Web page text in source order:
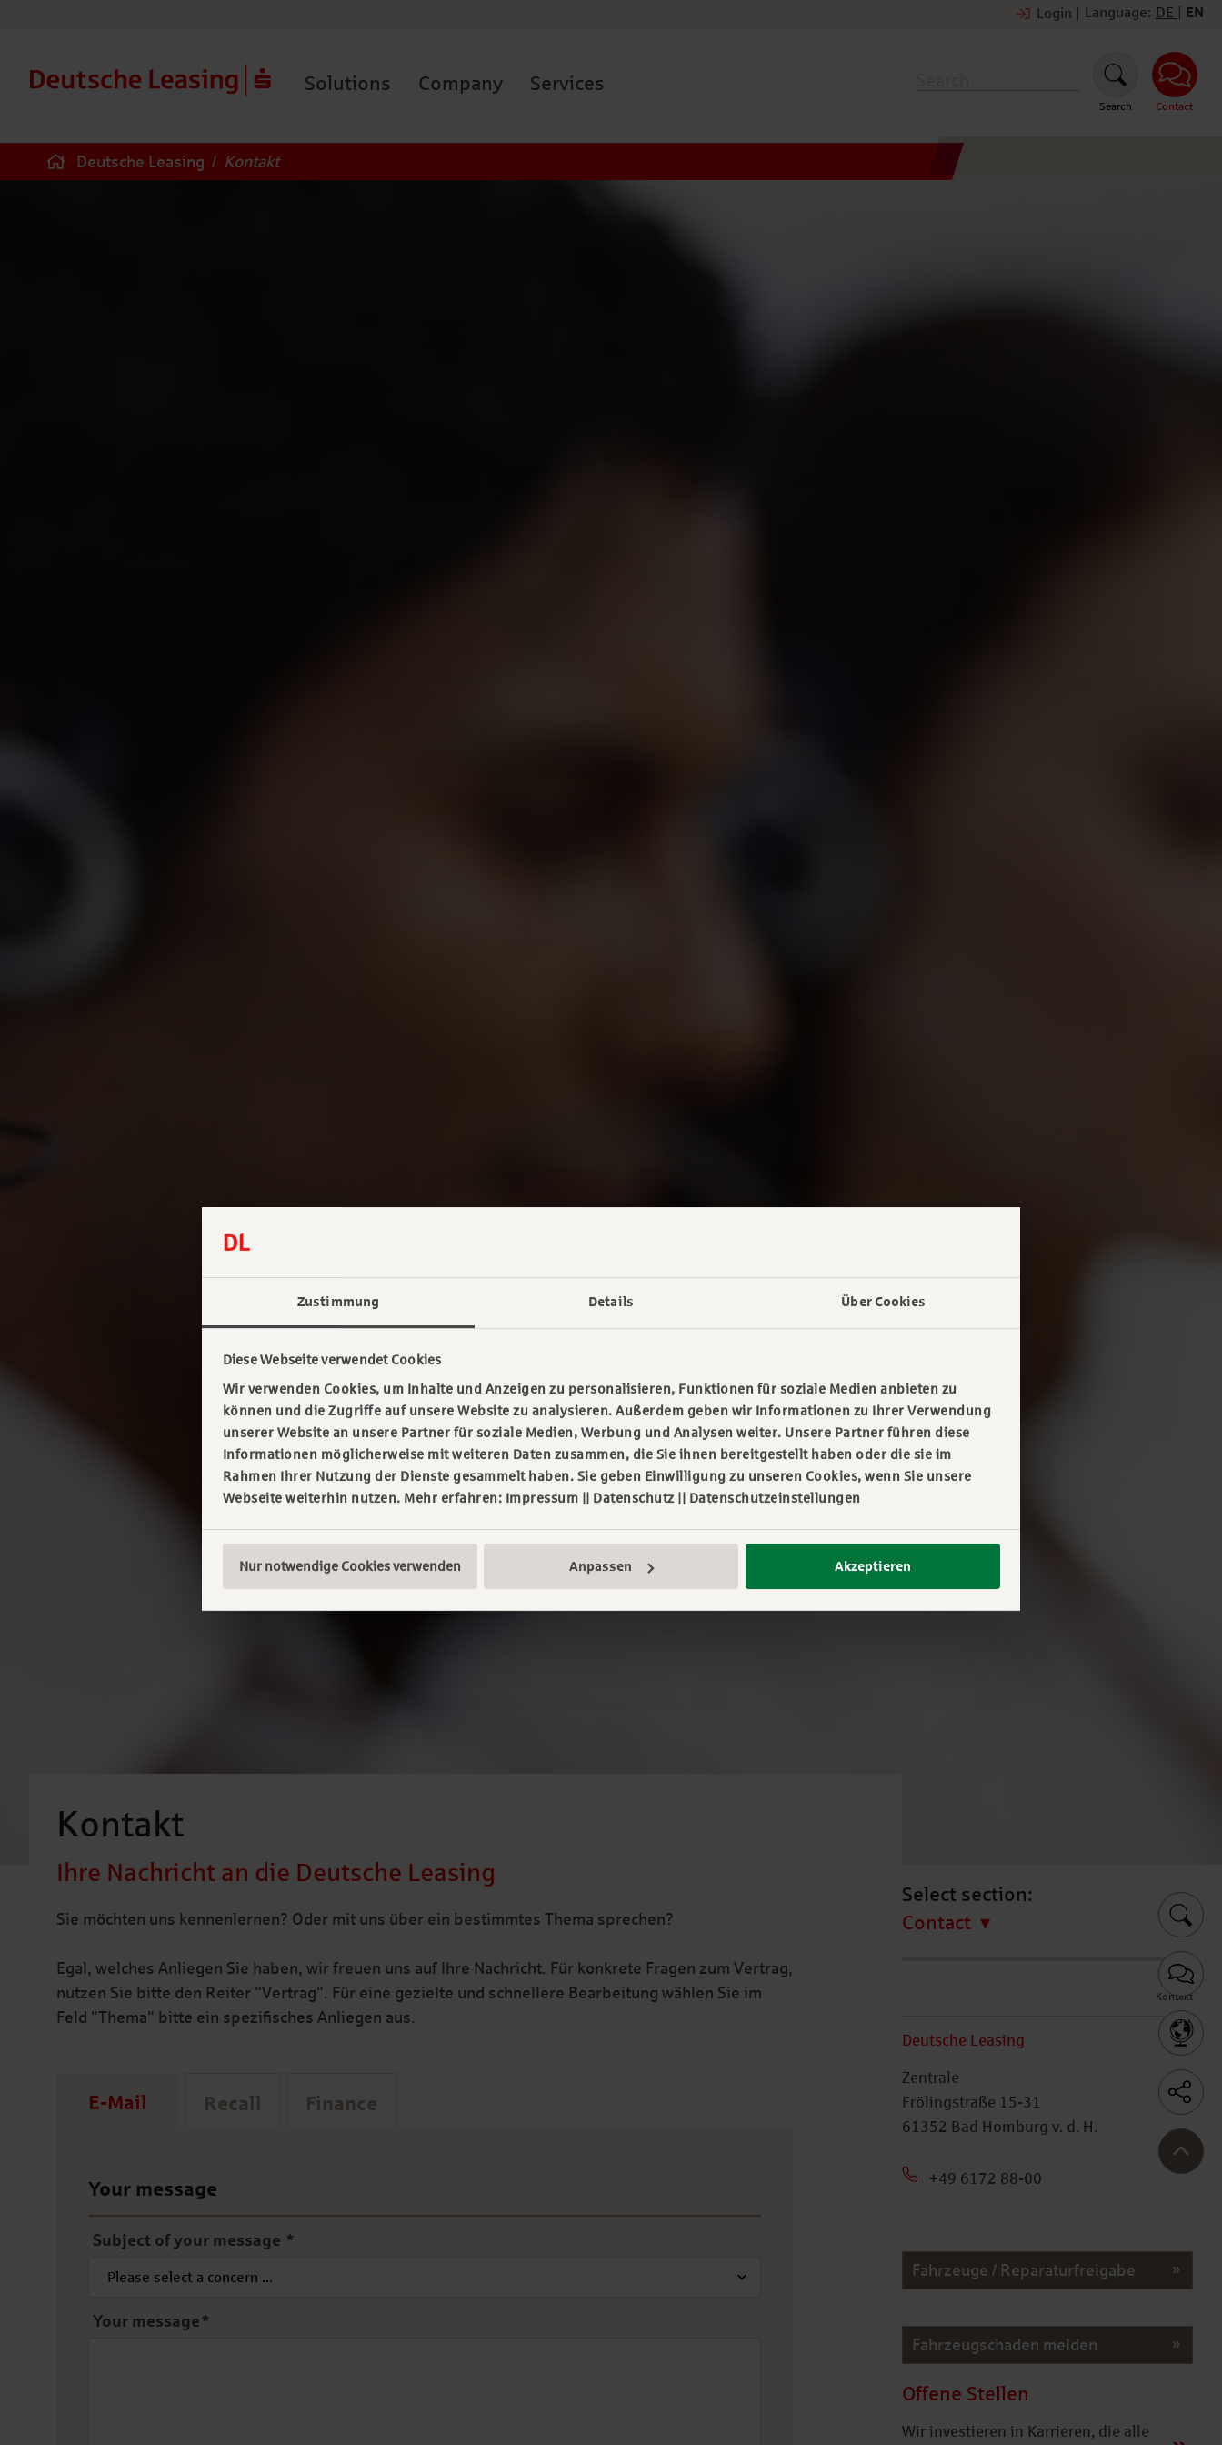
Zustimmung Details Über Cookies
Diese Webseite verwendet Cookies
Wir verwenden Cookies, um Inhalte und Anzeigen zu personalisieren, Funktionen für soziale Medien anbieten zu
können und die Zugriffe auf unsere Website zu analysieren. Außerdem geben wir Informationen zu Ihrer Verwendung
unserer Website an unsere Partner für soziale Medien, Werbung und Analysen weiter. Unsere Partner führen diese
Informationen möglicherweise mit weiteren Daten zusammen, die Sie ihnen bereitgestellt haben oder die sie im
Rahmen Ihrer Nutzung der Dienste gesammelt haben. Sie geben Einwilligung zu unseren Cookies, wenn Sie unsere
Webseite weiterhin nutzen. Mehr erfahren: Impressum Datenschutz Datenschutzeinstellungen
Nur notwendige Cookies verwenden Anpassen Akzeptieren
Language: DE EN
Login
Solutions Company Services
Contact
Search
Deutsche Leasing / Kontakt
Kontakt
Ihre Nachricht an die Deutsche Leasing
Sie möchten uns kennenlernen? Oder mit uns über ein bestimmtes Thema sprechen?
Egal, welches Anliegen Sie haben, wir freuen uns auf Ihre Nachricht. Für konkrete Fragen zum Vertrag,
nutzen Sie bitte den Reiter "Vertrag". Für eine gezielte und schnellere Bearbeitung wählen Sie im
Feld "Thema" bitte ein spezifisches Anliegen aus.
E-Mail Recall Finance
Your message
Subject of your message *
Your message *
Select section:
Contact
Kontakt
Deutsche Leasing
Zentrale
Frölingstraße 15-31
61352 Bad Homburg v. d. H.
+49 6172 88-00
Fahrzeuge / Reparaturfreigabe
Fahrzeugschaden melden
Offene Stellen
Wir investieren in Karrieren, die alle